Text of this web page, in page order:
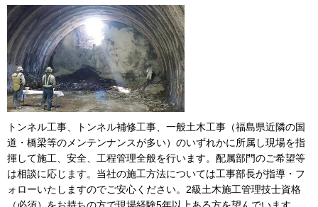
トンネル工事、トンネル補修工事、一般土木工事（福島県近隣の国
道・橋梁等のメンテンナンスが多い）のいずれかに所属し現場を指
揮して施工、安全、工程管理全般を行います。配属部門のご希望等
は相談に応じます。当社の施工方法については工事部長が指導・フ
ォローいたしますのでご安心ください。2級土木施工管理技士資格